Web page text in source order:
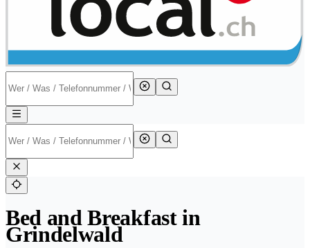
Bed and Breakfast in
Grindelwald